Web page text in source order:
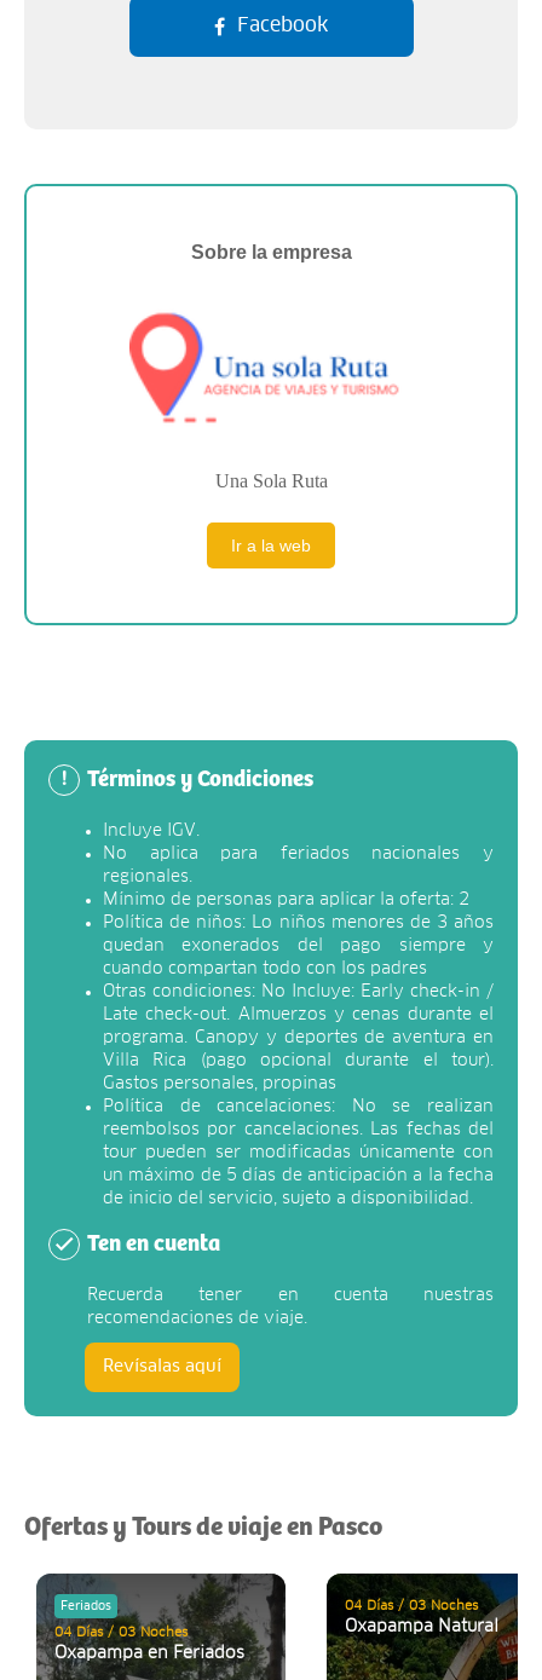
Facebook
Sobre la empresa
Una Sola Ruta
Ir a la web
! Términos y Condiciones
Incluye IGV.
No aplica para feriados nacionales y
regionales.
Mínimo de personas para aplicar la oferta: 2
Política de niños: Lo niños menores de 3 años
quedan exonerados del pago siempre y
cuando compartan todo con los padres
Otras condiciones: No Incluye: Early check-in /
Late check-out. Almuerzos y cenas durante el
programa. Canopy y deportes de aventura en
Villa Rica (pago opcional durante el tour).
Gastos personales, propinas
Política de cancelaciones: No se realizan
reembolsos por cancelaciones. Las fechas del
tour pueden ser modificadas únicamente con
un máximo de 5 días de anticipación a la fecha
de inicio del servicio, sujeto a disponibilidad.
Ten en cuenta
Recuerda tener en cuenta nuestras
recomendaciones de viaje.
Revísalas aquí
Ofertas y Tours de viaje en Pasco
Feriados
04 Días / 03 Noches
Oxapampa en Feriados
04 Días / 03 Noches
Oxapampa Natural